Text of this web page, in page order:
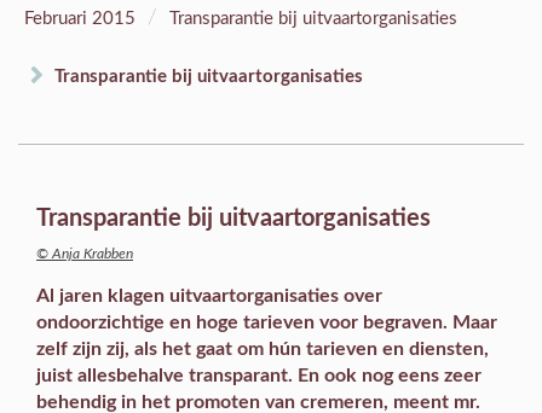
Februari 2015 / Transparantie bij uitvaartorganisaties
Transparantie bij uitvaartorganisaties
Transparantie bij uitvaartorganisaties
© Anja Krabben
Al jaren klagen uitvaartorganisaties over
ondoorzichtige en hoge tarieven voor begraven. Maar
zelf zijn zij, als het gaat om hún tarieven en diensten,
juist allesbehalve transparant. En ook nog eens zeer
behendig in het promoten van cremeren, meent mr.